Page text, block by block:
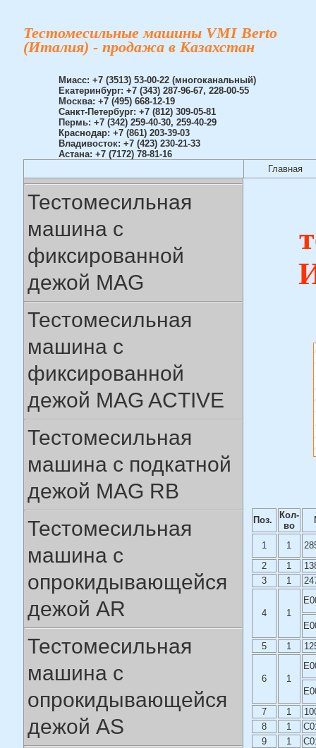
Тестомесильные машины VMI Berto
(Италия) - продажа в Казахстан
Миасс: +7 (3513) 53-00-22 (многоканальный)
Екатеринбург: +7 (343) 287-96-67, 228-00-55
Москва: +7 (495) 668-12-19
Санкт-Петербург: +7 (812) 309-05-81
Пермь: +7 (342) 259-40-30, 259-40-29
Краснодар: +7 (861) 203-39-03
Владивосток: +7 (423) 230-21-33
Астана: +7 (7172) 78-81-16
Главная
Тестомесильная
машина с
фиксированной
дежой MAG
Тестомесильная
машина с
фиксированной
дежой MAG ACTIVE
Тестомесильная
машина с подкатной
дежой MAG RB
Тестомесильная
машина с
опрокидывающейся
дежой AR
Тестомесильная
машина с
опрокидывающейся
дежой AS
Поз.
Кол-
во
1 1
2
1
3
1
4 1
5
1
6 1
7
1
8
1
9
1